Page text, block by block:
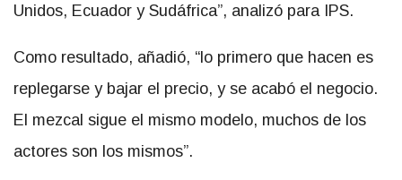
Unidos, Ecuador y Sudáfrica”, analizó para IPS.
Como resultado, añadió, “lo primero que hacen es
replegarse y bajar el precio, y se acabó el negocio.
El mezcal sigue el mismo modelo, muchos de los
actores son los mismos”.